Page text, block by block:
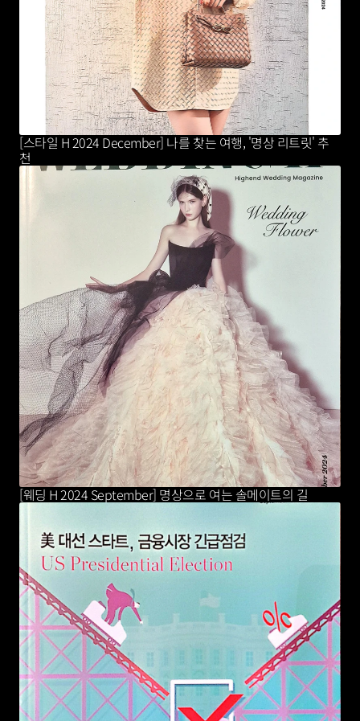
[스타일 H 2024 December] 나를 찾는 여행, '명상 리트릿' 추
천
[웨딩 H 2024 September] 명상으로 여는 솔메이트의 길